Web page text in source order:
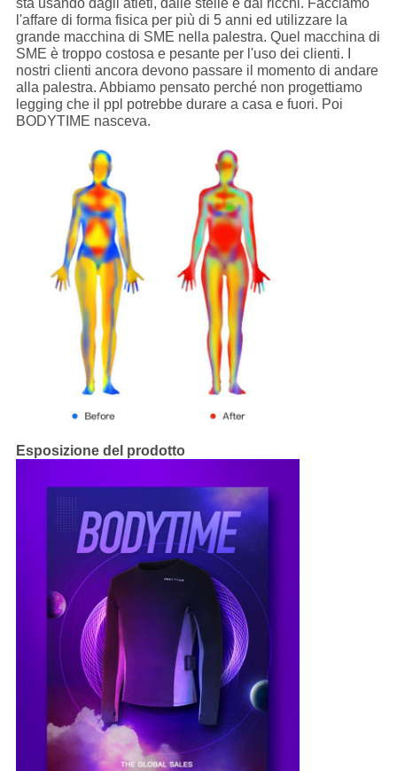
sta usando dagli atleti, dalle stelle e dai ricchi. Facciamo
l'affare di forma fisica per più di 5 anni ed utilizzare la
grande macchina di SME nella palestra. Quel macchina di
SME è troppo costosa e pesante per l'uso dei clienti. I
nostri clienti ancora devono passare il momento di andare
alla palestra. Abbiamo pensato perché non progettiamo
legging che il ppl potrebbe durare a casa e fuori. Poi
BODYTIME nasceva.
Esposizione del prodotto